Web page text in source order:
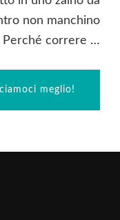
non manchino
Perché correre …
meglio!